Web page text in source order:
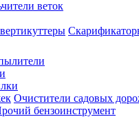
веток
Очистители садовых
бензоинструмент